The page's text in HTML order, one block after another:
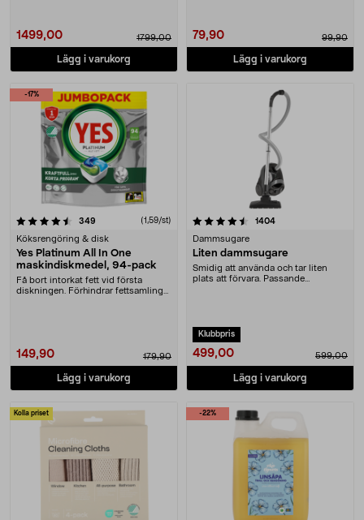
1499,00 1799,00
Lägg i varukorg
79,90 99,90
Lägg i varukorg
-17%
349 recensioner(1,59/st)
Köksrengöring & disk
Yes Platinum All In One
maskindiskmedel, 94-pack
Få bort intorkat fett vid första
diskningen. Förhindrar fettsamlingar
149,90 179,90
Lägg i varukorg
4.5 av 5 stjärnor 1404recensioner
Dammsugare
Liten dammsugare
Smidig att använda och tar liten
plats att förvara. Passande
Klubbpris
499,00 599,00
Lägg i varukorg
Kolla priset -22%